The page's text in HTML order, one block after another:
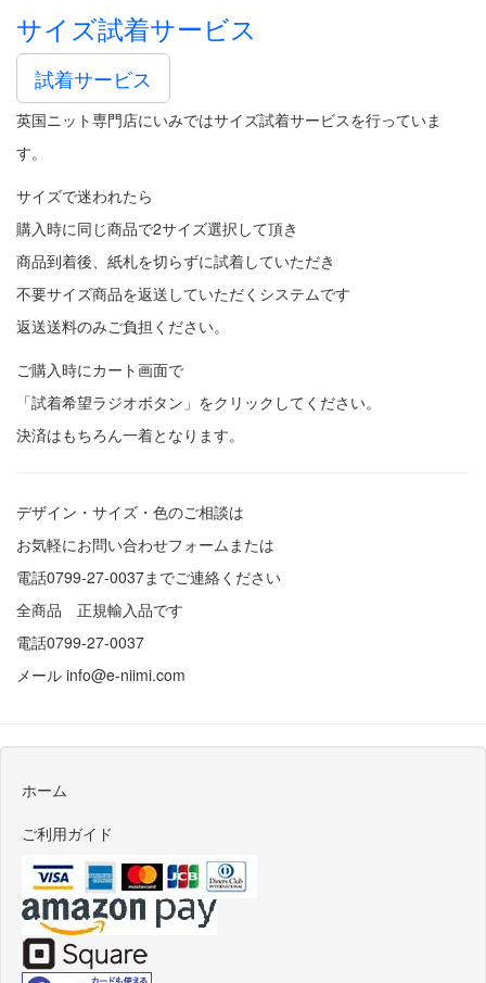
サイズ試着サービス
試着サービス
英国ニット専門店にいみではサイズ試着サービスを行っていま
す。
サイズで迷われたら
購入時に同じ商品で2サイズ選択して頂き
商品到着後、紙札を切らずに試着していただき
不要サイズ商品を返送していただくシステムです
返送送料のみご負担ください。
ご購入時にカート画面で
「試着希望ラジオボタン」をクリックしてください。
決済はもちろん一着となります。
デザイン・サイズ・色のご相談は
お気軽にお問い合わせフォームまたは
電話0799-27-0037までご連絡ください
全商品 正規輸入品です
電話0799-27-0037
メール info@e-niimi.com
ホーム
ご利用ガイド